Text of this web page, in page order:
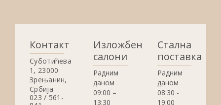
Контакт
Суботићева
1, 23000
Зрењанин,
Србија
023 / 561-
Изложбени
салони
Радним
даном
09:00 –
13:30
Стална
поставка
Радним
даном
08:30 -
19:00